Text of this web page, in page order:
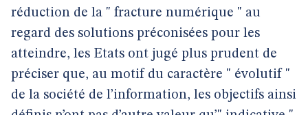
réduction de la " fracture numérique " au
regard des solutions préconisées pour les
atteindre, les Etats ont jugé plus prudent de
préciser que, au motif du caractère " évolutif "
de la société de l’information, les objectifs ainsi